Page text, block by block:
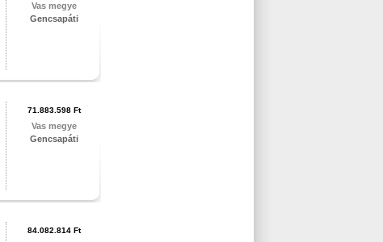
Vas megye
Gencsapáti
71.883.598 Ft
Vas megye
Gencsapáti
84.082.814 Ft